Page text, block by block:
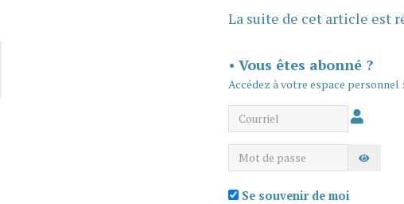
La suite de cet article est
• Vous êtes abonné ?
Accédez à votre espace personnel :
Courriel
Mot de passe
Se souvenir de moi